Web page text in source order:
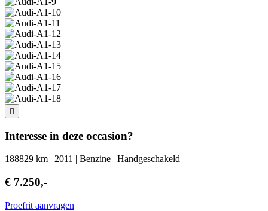
Interesse in deze occasion?
188829 km | 2011 | Benzine | Handgeschakeld
€ 7.250,-
Proefrit aanvragen